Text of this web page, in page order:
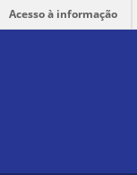
Acesso à informação